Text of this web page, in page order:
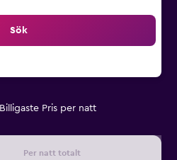
Sök
Billigaste Pris per natt
Per natt totalt